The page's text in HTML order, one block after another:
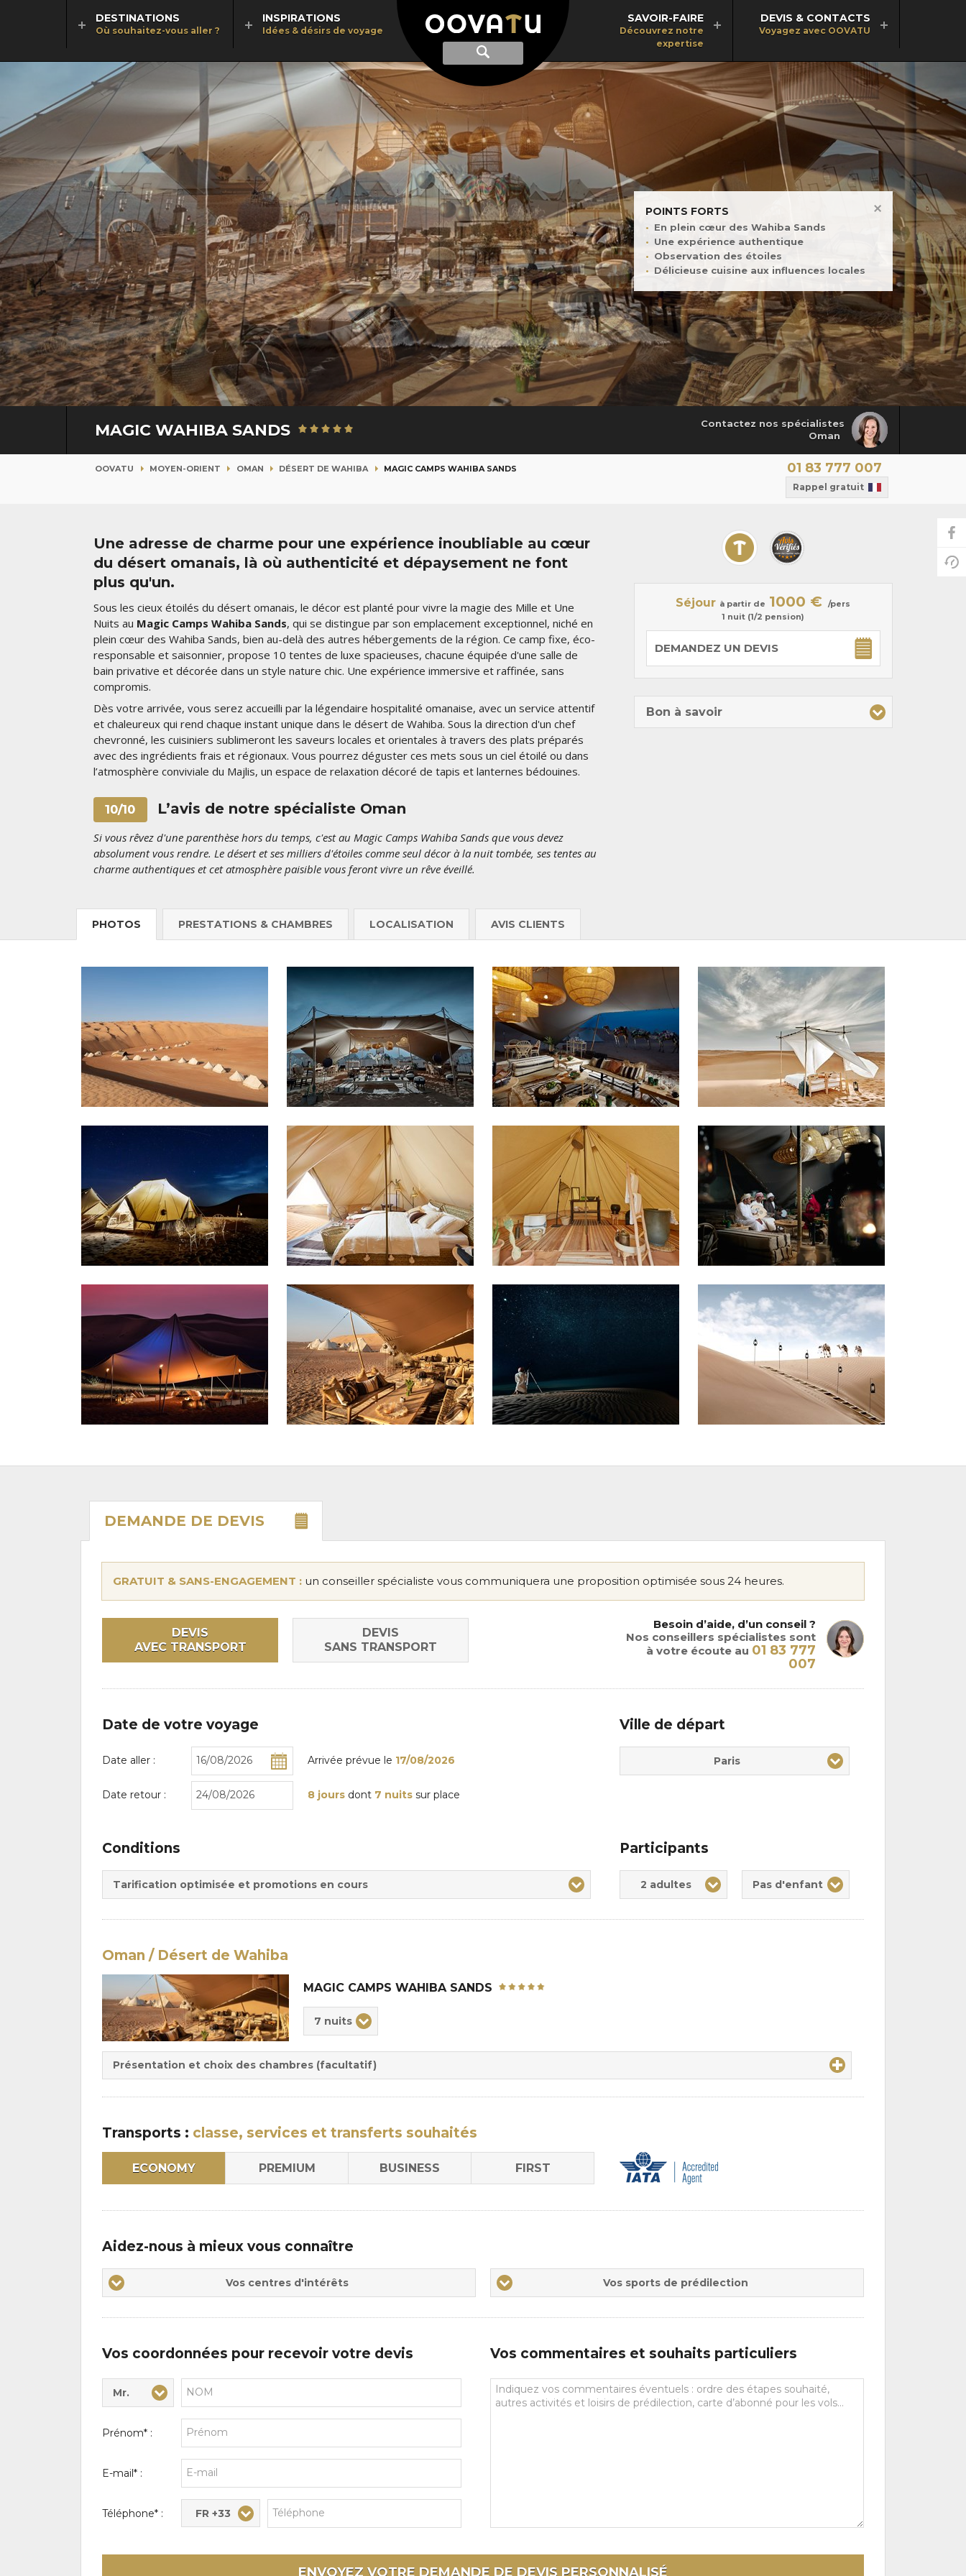
Afficher
recherche
Recherche
DESTINATIONS
Où souhaitez-vous aller ?
INSPIRATIONS
Idées & désirs de voyage
SAVOIR-FAIRE
Découvrez notre
expertise
DEVIS & CONTACTS
Voyagez avec OOVATU
POINTS FORTS
En plein cœur des Wahiba Sands
Une expérience authentique
Observation des étoiles
Délicieuse cuisine aux influences locales
MAGIC WAHIBA SANDS
Contactez nos spécialistes
Oman
OOVATU MOYEN-ORIENT OMAN DÉSERT DE WAHIBA MAGIC CAMPS WAHIBA SANDS 01 83 777 007
Rappel gratuit
Une adresse de charme pour une expérience inoubliable au cœur
du désert omanais, là où authenticité et dépaysement ne font
plus qu'un.
Sous les cieux étoilés du désert omanais, le décor est planté pour vivre la magie des Mille et Une
Nuits au Magic Camps Wahiba Sands, qui se distingue par son emplacement exceptionnel, niché en
plein cœur des Wahiba Sands, bien au-delà des autres hébergements de la région. Ce camp fixe, éco-
responsable et saisonnier, propose 10 tentes de luxe spacieuses, chacune équipée d'une salle de
bain privative et décorée dans un style nature chic. Une expérience immersive et raffinée, sans
compromis.
Dès votre arrivée, vous serez accueilli par la légendaire hospitalité omanaise, avec un service attentif
et chaleureux qui rend chaque instant unique dans le désert de Wahiba. Sous la direction d'un chef
chevronné, les cuisiniers sublimeront les saveurs locales et orientales à travers des plats préparés
avec des ingrédients frais et régionaux. Vous pourrez déguster ces mets sous un ciel étoilé ou dans
l’atmosphère conviviale du Majlis, un espace de relaxation décoré de tapis et lanternes bédouines.
10/10 L’avis de notre spécialiste Oman
Si vous rêvez d'une parenthèse hors du temps, c'est au Magic Camps Wahiba Sands que vous devez
absolument vous rendre. Le désert et ses milliers d'étoiles comme seul décor à la nuit tombée, ses tentes au
charme authentiques et cet atmosphère paisible vous feront vivre un rêve éveillé.
Séjour à partir de 1000 € /pers
1 nuit (1/2 pension)
DEMANDEZ UN DEVIS
Bon à savoir
PHOTOS PRESTATIONS & CHAMBRES LOCALISATION AVIS CLIENTS
DEMANDE DE DEVIS
GRATUIT & SANS-ENGAGEMENT : un conseiller spécialiste vous communiquera une proposition optimisée sous 24 heures.
DEVIS
AVEC TRANSPORT
DEVIS
SANS TRANSPORT
Besoin d’aide, d’un conseil ?
Nos conseillers spécialistes sont
à votre écoute au 01 83 777
007
Date de votre voyage
Date aller : Arrivée prévue le 17/08/2026
Date retour : 8 jours dont 7 nuits sur place
Ville de départ
Paris
Conditions
Tarification optimisée et promotions en cours
Participants
2 adultes Pas d'enfant
Oman / Désert de Wahiba
MAGIC CAMPS WAHIBA SANDS
pension
:
:
7 nuits
Présentation et choix des chambres (facultatif)
Transports : classe, services et transferts souhaités
ECONOMY PREMIUM BUSINESS FIRST
Aidez-nous à mieux vous connaître
Vos
centres
Vos centres d'intérêts
Vos
sports
Vos sports de prédilection
Vos coordonnées pour recevoir votre devis
Civilité* :
Mr.
Nom* :
Prénom* :
E-mail* :
Téléphone* : FR +33
Vos commentaires et souhaits particuliers
Vos
commentaires
ENVOYEZ VOTRE DEMANDE DE DEVIS PERSONNALISÉ